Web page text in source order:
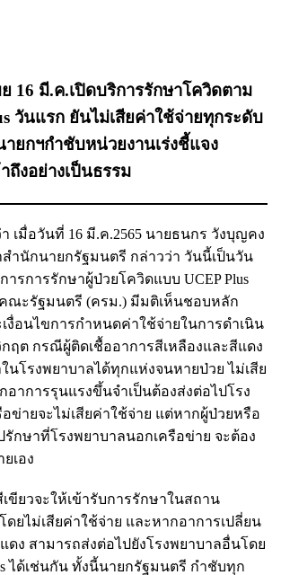
16 มี.ค.เปิดบริการรักษาโควิดตาม
วันแรก ยันไม่เสียค่าใช้จ่ายทุกระดับ
ยกฯกำชับหน่วยงานเร่งชี้แจง
ถึงอย่างเป็นธรรม
เมื่อวันที่ 16 มี.ค.2565 นายธนกร วังบุญคง
ำนักนายกรัฐมนตรี กล่าวว่า วันนี้เป็นวัน
ารการรักษาผู้ป่วยโควิดแบบ UCEP Plus
ณะรัฐมนตรี (ครม.) มีมติเห็นชอบหลัก
งื่อนไขการกำหนดค่าใช้จ่ายในการดำเนิน
ฤต กรณีผู้ติดเชื้ออาการสีเหลืองและสีแดง
นโรงพยาบาลได้ทุกแห่งจนหายป่วย ไม่เสีย
อาการรุนแรงขึ้นจำเป็นต้องส่งต่อไปโรง
ข่ายจะไม่เสียค่าใช้จ่าย แต่หากผู้ป่วยหรือ
กษาที่โรงพยาบาลนอกเครือข่าย จะต้อง
เอง
ขียวจะให้เข้ารับการรักษาในสถาน
ยไม่เสียค่าใช้จ่าย และหากอาการเปลี่ยน
ดง สามารถส่งต่อไปยังโรงพยาบาลอื่นโดย
ได้เช่นกัน ทั้งนี้นายกรัฐมนตรี กำชับทุก